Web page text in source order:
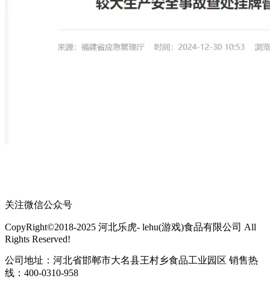
关注微信公众号
CopyRight©2018-2025 河北乐虎- lehu(游戏)食品有限公司 All
Rights Reserved!
公司地址：河北省邯郸市大名县王村乡食品工业园区 销售热
线：400-0310-958